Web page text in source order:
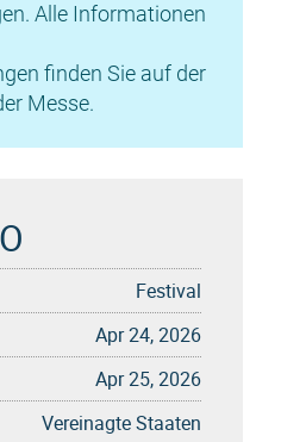
Alle Informationen
finden Sie auf der
Messe.
Festival
Apr 24, 2026
Apr 25, 2026
Vereinagte Staaten